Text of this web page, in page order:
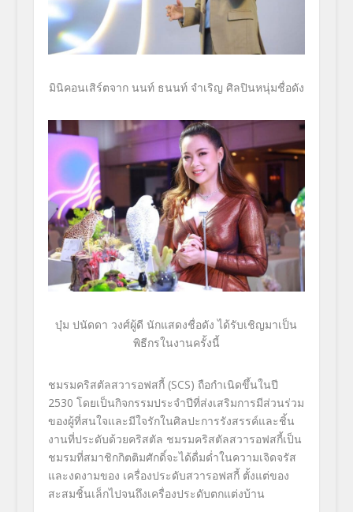
มินิคอนเสิร์ตจาก นนท์ ธนนท์ จำเริญ ศิลปินหนุ่มชื่อดัง
บุ๋ม ปนัดดา วงศ์ผู้ดี นักแสดงชื่อดัง ได้รับเชิญมาเป็น
พิธีกรในงานครั้งนี้
ชมรมคริสตัลสวารอฟสกี้ (SCS) ถือกำเนิดขึ้นในปี
2530 โดยเป็นกิจกรรมประจำปีที่ส่งเสริมการมีส่วนร่วม
ของผู้ที่สนใจและมีใจรักในศิลปะการรังสรรค์และชิ้น
งานที่ประดับด้วยคริสตัล ชมรมคริสตัลสวารอฟสกี้เป็น
ชมรมที่สมาชิกกิตติมศักดิ์จะได้ดื่มด่ำในความเจิดจรัส
และงดงามของ เครื่องประดับสวารอฟสกี้ ตั้งแต่ของ
สะสมชิ้นเล็กไปจนถึงเครื่องประดับตกแต่งบ้าน